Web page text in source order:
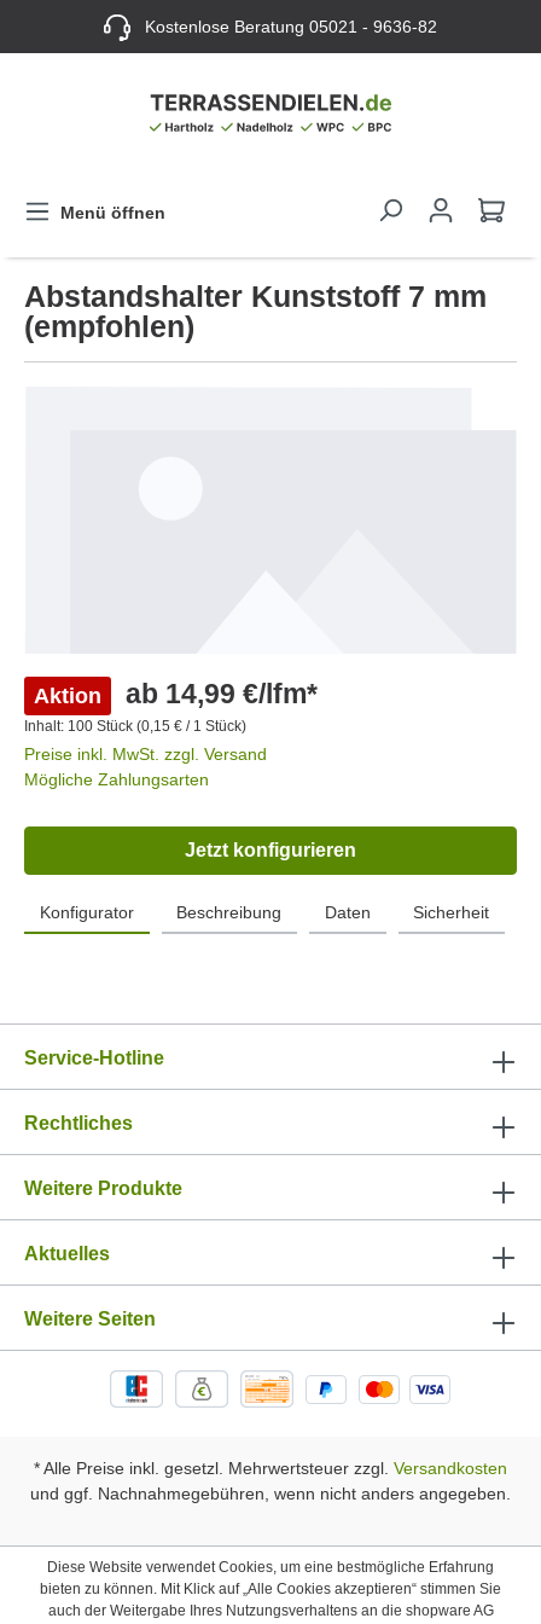
Kostenlose Beratung05021 - 9636-82
Menü öffnen
Abstandshalter Kunststoff 7 mm
(empfohlen)
Aktion ab 14,99 €/lfm*
Inhalt: 100 Stück (0,15 € / 1 Stück)
Preise inkl. MwSt. zzgl. Versand
Mögliche Zahlungsarten
Jetzt konfigurieren
Konfigurator Beschreibung Daten Sicherheit
Service-Hotline
Rechtliches
Weitere Produkte
Aktuelles
Weitere Seiten
* Alle Preise inkl. gesetzl. Mehrwertsteuer zzgl. Versandkosten
und ggf. Nachnahmegebühren, wenn nicht anders angegeben.
Diese Website verwendet Cookies, um eine bestmögliche Erfahrung
bieten zu können. Mit Klick auf „Alle Cookies akzeptieren“ stimmen Sie
auch der Weitergabe Ihres Nutzungsverhaltens an die shopware AG